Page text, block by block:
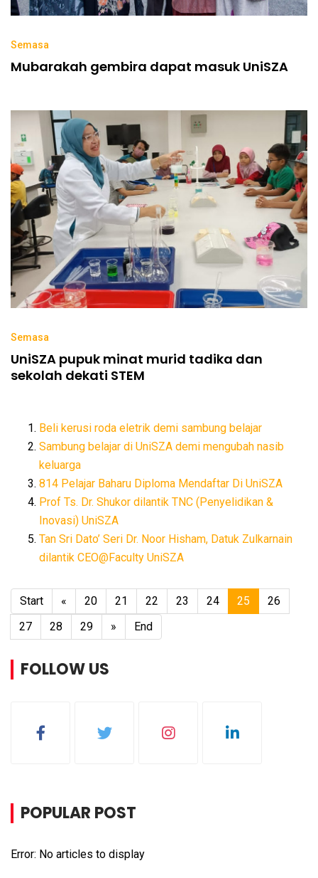
Semasa
Mubarakah gembira dapat masuk UniSZA
Semasa
UniSZA pupuk minat murid tadika dan
sekolah dekati STEM
Beli kerusi roda eletrik demi sambung belajar
Sambung belajar di UniSZA demi mengubah nasib
keluarga
814 Pelajar Baharu Diploma Mendaftar Di UniSZA
Prof Ts. Dr. Shukor dilantik TNC (Penyelidikan &
Inovasi) UniSZA
Tan Sri Dato’ Seri Dr. Noor Hisham, Datuk Zulkarnain
dilantik CEO@Faculty UniSZA
Start « 20 21 22 23 24 25
26
27
28 29 » End
FOLLOW US
POPULAR POST
Error: No articles to display